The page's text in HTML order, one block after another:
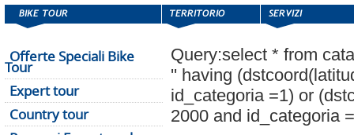
Offerte Speciali Bike
Tour
Expert tour
Country tour
Query:select * from
'' having
id_categoria =1) or
2000 and id_categoria